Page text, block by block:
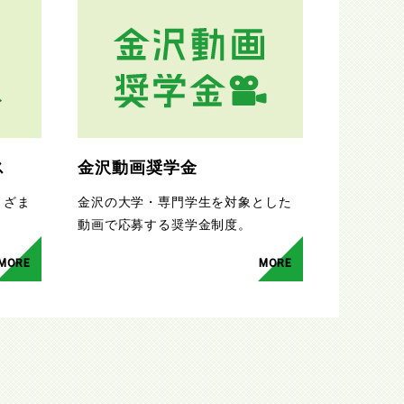
ま
金沢動画奨学金
金沢の大学・専門学生を対象とした
動画で応募する奨学金制度。
MORE